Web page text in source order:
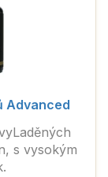
Advanced
s vysokým